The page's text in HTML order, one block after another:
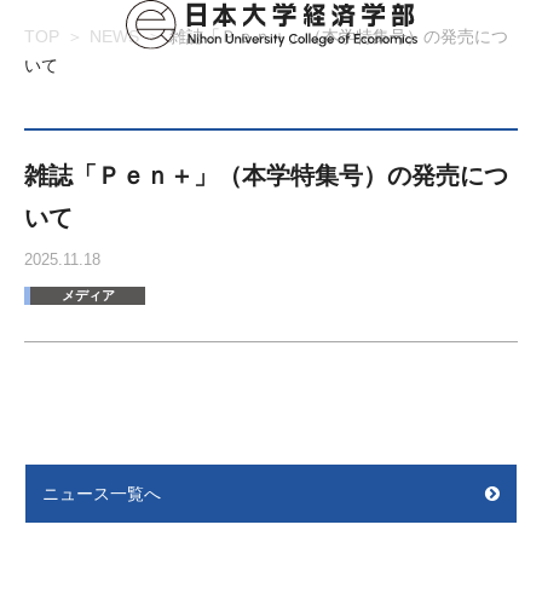
TOP NEWS
雑誌「Ｐｅｎ＋」（本学特集号）の発売につ
いて
雑誌「Ｐｅｎ＋」（本学特集号）の発売につ
いて
2025.11.18
メディア
ニュース一覧へ